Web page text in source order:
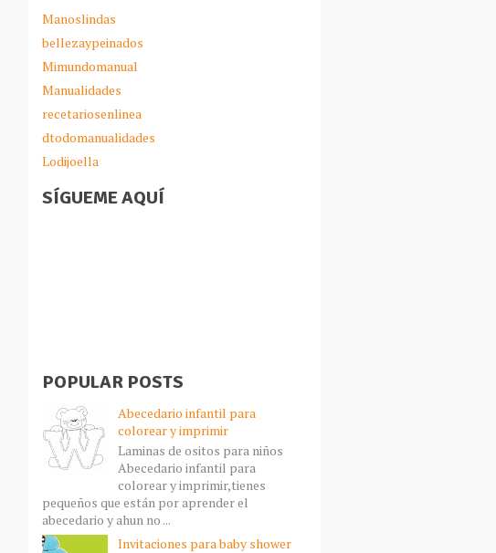
Manoslindas
bellezaypeinados
Mimundomanual
Manualidades
recetariosenlinea
dtodomanualidades
Lodijoella
SÍGUEME AQUÍ
POPULAR POSTS
Abecedario infantil para
colorear y imprimir
Laminas de ositos para niños
Abecedario infantil para
colorear y imprimir,tienes
pequeños que están por aprender el
abecedario y ahun no ...
Invitaciones para baby shower